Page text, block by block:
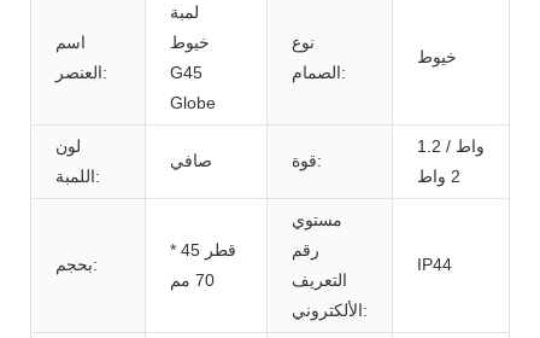
اسم
العنصر:
لمبة
خيوط
G45
Globe
نوع
الصمام:
خيوط
لون
اللمبة:
صافي قوة:
1.2 واط /
2 واط
بحجم:
قطر 45 *
70 مم
مستوي
رقم
التعريف
الألكتروني:
IP44